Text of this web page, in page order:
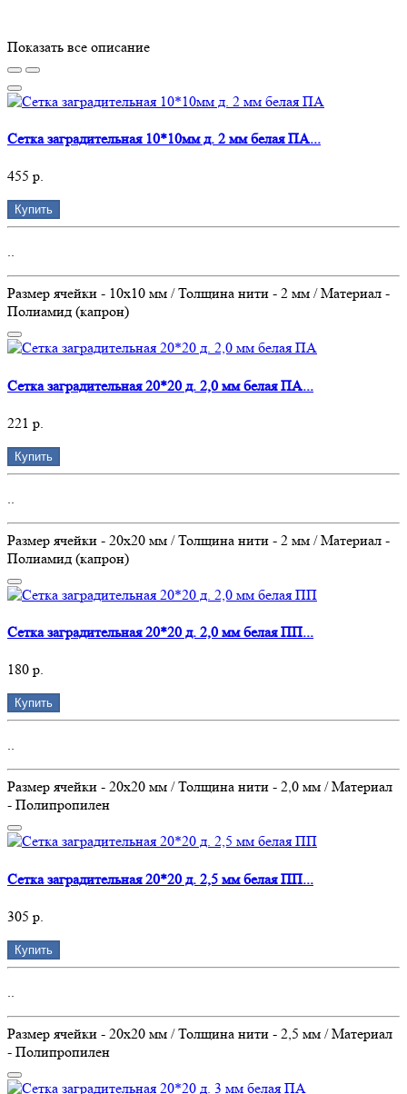
Показать все описание
Сетка заградительная 10*10мм д. 2 мм белая ПА...
455 р.
Купить
..
Размер ячейки - 10х10 мм / Толщина нити - 2 мм / Материал -
Полиамид (капрон)
Сетка заградительная 20*20 д. 2,0 мм белая ПА...
221 р.
Купить
..
Размер ячейки - 20х20 мм / Толщина нити - 2 мм / Материал -
Полиамид (капрон)
Сетка заградительная 20*20 д. 2,0 мм белая ПП...
180 р.
Купить
..
Размер ячейки - 20х20 мм / Толщина нити - 2,0 мм / Материал
- Полипропилен
Сетка заградительная 20*20 д. 2,5 мм белая ПП...
305 р.
Купить
..
Размер ячейки - 20х20 мм / Толщина нити - 2,5 мм / Материал
- Полипропилен